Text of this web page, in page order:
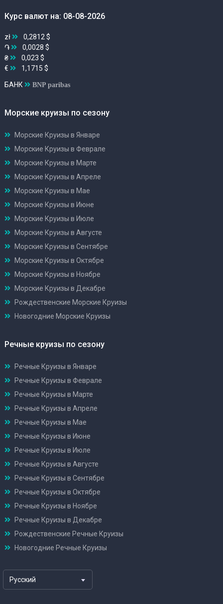
Курс валют на: 08-08-2026
zł
0,2812 $
֏
0,0028 $
₴
0,023 $
€
1,1715 $
БАНК BNP paribas
Морские круизы по сезону
Морские Круизы в Январе
Морские Круизы в Феврале
Морские Круизы в Марте
Морские Круизы в Апреле
Морские Круизы в Мае
Морские Круизы в Июне
Морские Круизы в Июле
Морские Круизы в Августе
Морские Круизы в Сентябре
Морские Круизы в Октябре
Морские Круизы в Ноябре
Морские Круизы в Декабре
Рождественские Морские Круизы
Новогодние Морские Круизы
Речные круизы по сезону
Речные Круизы в Январе
Речные Круизы в Феврале
Речные Круизы в Марте
Речные Круизы в Апреле
Речные Круизы в Мае
Речные Круизы в Июне
Речные Круизы в Июле
Речные Круизы в Августе
Речные Круизы в Сентябре
Речные Круизы в Октябре
Речные Круизы в Ноябре
Речные Круизы в Декабре
Рождественские Речные Круизы
Новогодние Речные Круизы
Русский